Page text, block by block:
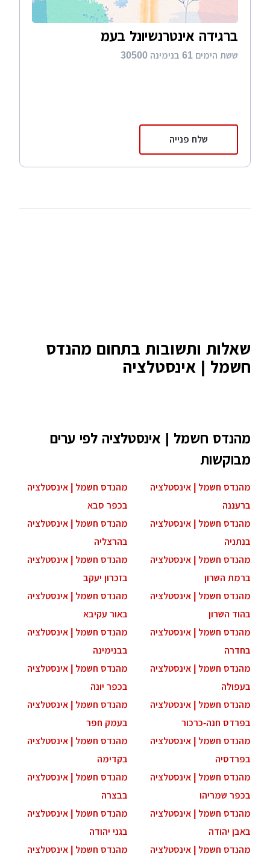
ברגידה אינטרנשיונל בעמ
ששת הימים 61 בנימינה 30500
שלח פנייה
שאלות ותשובות בתחום מהנדס
חשמל | אינסטלציה
מהנדס חשמל | אינסטלציה לפי ערים
מבוקשות
מהנדס חשמל | אינסטלציה
ברעננה
מהנדס חשמל | אינסטלציה
בכפר סבא
מהנדס חשמל | אינסטלציה
בנתניה
מהנדס חשמל | אינסטלציה
בהרצליה
מהנדס חשמל | אינסטלציה
ברמת השרון
מהנדס חשמל | אינסטלציה
בזכרון יעקב
מהנדס חשמל | אינסטלציה
בהוד השרון
מהנדס חשמל | אינסטלציה
באור עקיבא
מהנדס חשמל | אינסטלציה
בחדרה
מהנדס חשמל | אינסטלציה
בבנימינה
מהנדס חשמל | אינסטלציה
בעפולה
מהנדס חשמל | אינסטלציה
בכפר יונה
מהנדס חשמל | אינסטלציה
בפרדס חנה-כרכור
מהנדס חשמל | אינסטלציה
בעמק חפר
מהנדס חשמל | אינסטלציה
בפרדסיה
מהנדס חשמל | אינסטלציה
בקדימה
מהנדס חשמל | אינסטלציה
בכפר שמריהו
מהנדס חשמל | אינסטלציה
בבצרה
מהנדס חשמל | אינסטלציה
באבן יהודה
מהנדס חשמל | אינסטלציה
בגני יהודה
מהנדס חשמל | אינסטלציה
מהנדס חשמל | אינסטלציה